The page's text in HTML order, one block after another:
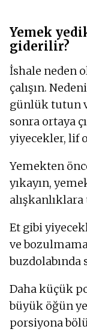
Yemek
giderilir?
İshale neden
çalışın.
günlük tutun
sonra ortaya
yiyecekler, lif
Yemekten
yıkayın,
alışkanlıklara
Et gibi
ve
buzdolabında
Daha küçük
büyük öğün
porsiyona